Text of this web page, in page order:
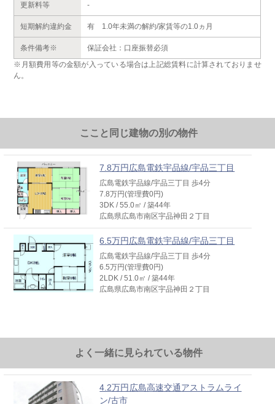
更新料等 -
短期解約違約金 有 1.0年未満の解約/家賃等の1.0ヵ月
条件備考※
保証会社：口座振替必須
※月額費用等の金額が入っている場合は上記総賃料に計算されておりませ
ん。
ここと同じ建物の別の物件
7.8万円広島電鉄宇品線/宇品三丁目
広島電鉄宇品線/宇品三丁目 歩4分
7.8万円(管理費0円)
3DK / 55.0㎡ / 築44年
広島県広島市南区宇品神田２丁目
6.5万円広島電鉄宇品線/宇品三丁目
広島電鉄宇品線/宇品三丁目 歩4分
6.5万円(管理費0円)
2LDK / 51.0㎡ / 築44年
広島県広島市南区宇品神田２丁目
よく一緒に見られている物件
4.2万円広島高速交通アストラムライ
ン/古市